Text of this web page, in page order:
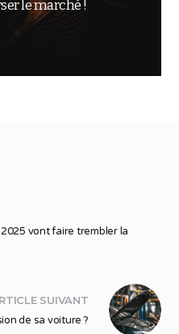
le marché !
2025 vont faire trembler la
SUIVANT
de sa voiture ?